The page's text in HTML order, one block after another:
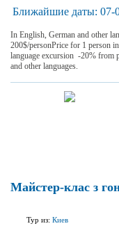
Ближайшие даты: 07-
In English, German and other
200$/personPrice for 1 person
language excursion -20% from
and other languages.
Майстер-клас з
Тур из: Киев